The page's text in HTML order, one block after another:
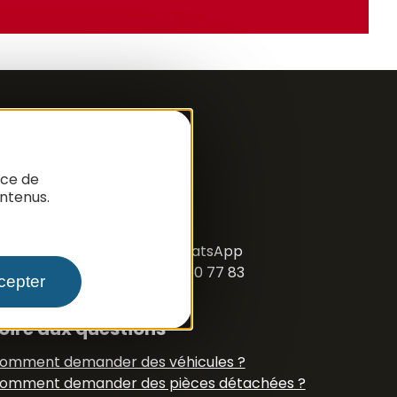
de
N° Tél WhatsApp
+33 6 79 50 77 83
aux questions
demander des véhicules ?
demander des pièces détachées ?